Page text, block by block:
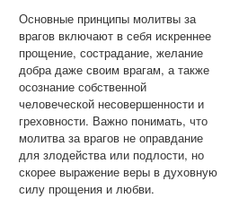
Основные принципы молитвы за
врагов включают в себя искреннее
прощение, сострадание, желание
добра даже своим врагам, а также
осознание собственной
человеческой несовершенности и
греховности. Важно понимать, что
молитва за врагов не оправдание
для злодейства или подлости, но
скорее выражение веры в духовную
силу прощения и любви.